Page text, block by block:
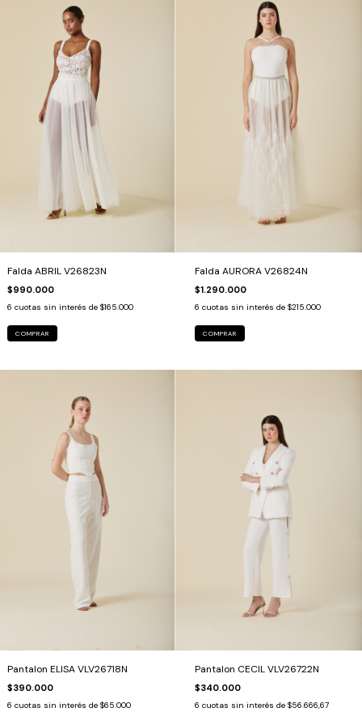
Falda ABRIL V26823N
$990.000
6 cuotas sin interés de $165.000
COMPRAR
Falda AURORA V26824N
$1.290.000
6 cuotas sin interés de $215.000
COMPRAR
Pantalon ELISA VLV26718N
$390.000
6 cuotas sin interés de $65.000
Pantalon CECIL VLV26722N
$340.000
6 cuotas sin interés de $56.666,67